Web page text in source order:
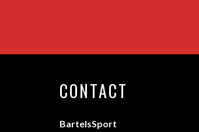
CONTACT
BartelsSport